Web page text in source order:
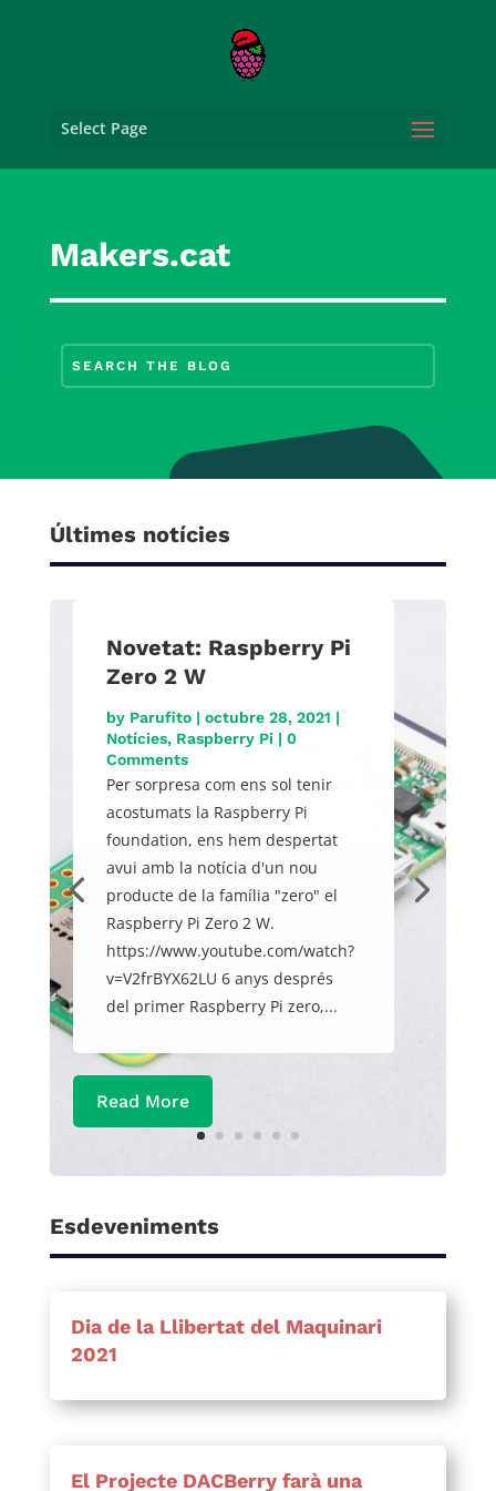
Select Page
Makers.cat
Últimes notícies
Novetat: Raspberry Pi
Zero 2 W
by Parufito |octubre 28, 2021 |
Notícies, Raspberry Pi | 0
Comments
Per sorpresa com ens sol tenir
acostumats la Raspberry Pi
foundation, ens hem despertat
avui amb la notícia d'un nou
producte de la família "zero" el
Raspberry Pi Zero 2 W.
https://www.youtube.com/watch?
v=V2frBYX62LU 6 anys després
del primer Raspberry Pi zero,...
Read More
Esdeveniments
Dia de la Llibertat del Maquinari
2021
El Projecte DACBerry farà una